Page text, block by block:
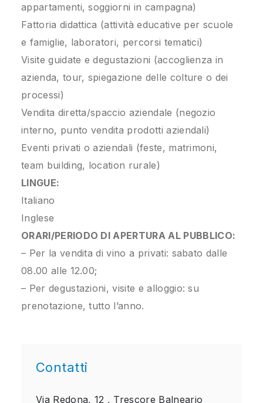
appartamenti, soggiorni in campagna)
Fattoria didattica (attività educative per scuole
e famiglie, laboratori, percorsi tematici)
Visite guidate e degustazioni (accoglienza in
azienda, tour, spiegazione delle colture o dei
processi)
Vendita diretta/spaccio aziendale (negozio
interno, punto vendita prodotti aziendali)
Eventi privati o aziendali (feste, matrimoni,
team building, location rurale)
LINGUE:
Italiano
Inglese
ORARI/PERIODO DI APERTURA AL PUBBLICO:
– Per la vendita di vino a privati: sabato dalle
08.00 alle 12.00;
– Per degustazioni, visite e alloggio: su
prenotazione, tutto l’anno.
Contatti
Via Redona, 12 , Trescore Balneario